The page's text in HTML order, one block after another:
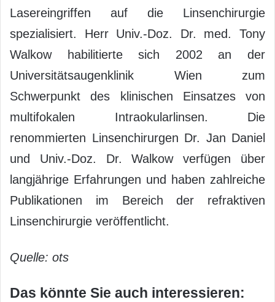
Lasereingriffen auf die Linsenchirurgie
spezialisiert. Herr Univ.-Doz. Dr. med. Tony
Walkow habilitierte sich 2002 an der
Universitätsaugenklinik Wien zum
Schwerpunkt des klinischen Einsatzes von
multifokalen Intraokularlinsen. Die
renommierten Linsenchirurgen Dr. Jan Daniel
und Univ.-Doz. Dr. Walkow verfügen über
langjährige Erfahrungen und haben zahlreiche
Publikationen im Bereich der refraktiven
Linsenchirurgie veröffentlicht.
Quelle: ots
Das könnte Sie auch interessieren: